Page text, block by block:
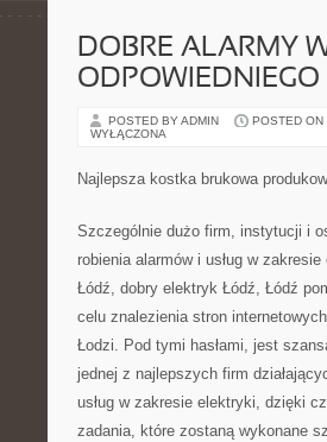
DOBRE ALARMY
POSTED BY ADMIN POSTED
WYŁĄCZONA
Najlepsza kostka brukowa
Szczególnie dużo firm, instytucji i
robienia alarmów i usług w
Łódź, dobry elektryk Łódź, Łódź
celu znalezienia stron
Łodzi. Pod tymi hasłami, jest
jednej z najlepszych firm
usług w zakresie elektryki, dzięki
zadania, które zostaną wykonane